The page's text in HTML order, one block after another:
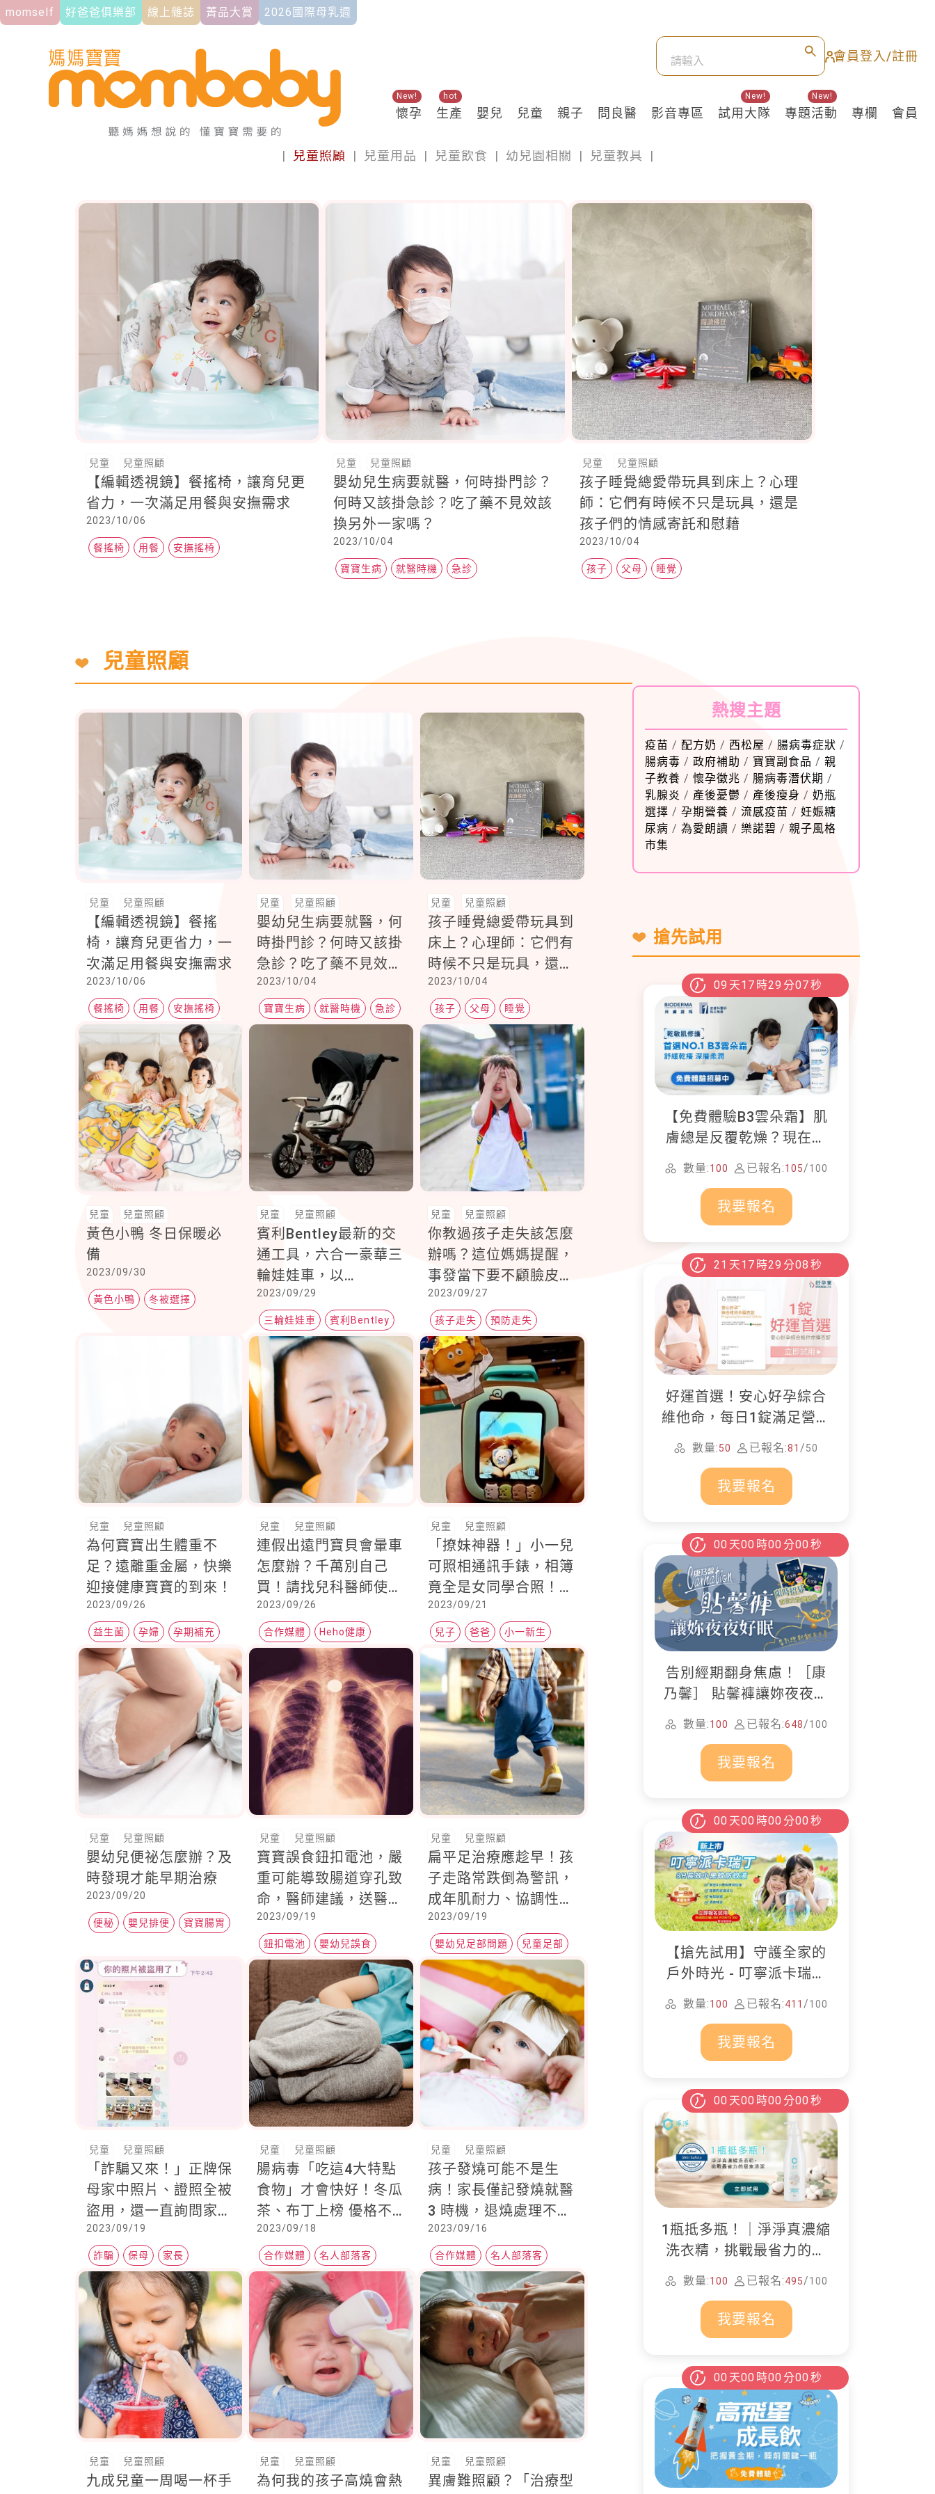
momself 好爸爸俱樂部 線上雜誌 菁品大賞 2026國際母乳週
會員登入/註冊
懷孕
New!
生產
hot
嬰兒 兒童 親子 問良醫 影音專區 試用大隊
New!
專題活動
New!
專欄 會員
兒童
| 兒童照顧 | 兒童用品 | 兒童飲食 | 幼兒園相關 | 兒童教具 |
兒童 兒童照顧
【編輯透視鏡】餐搖椅，讓育兒更
省力，一次滿足用餐與安撫需求
2023/10/06
餐搖椅 用餐 安撫搖椅
兒童 兒童照顧
嬰幼兒生病要就醫，何時掛門診？
何時又該掛急診？吃了藥不見效該
換另外一家嗎？
2023/10/04
寶寶生病 就醫時機 急診
兒童 兒童照顧
孩子睡覺總愛帶玩具到床上？心理
師：它們有時候不只是玩具，還是
孩子們的情感寄託和慰藉
2023/10/04
孩子 父母 睡覺
兒童照顧
兒童 兒童照顧
【編輯透視鏡】餐搖
椅，讓育兒更省力，一
次滿足用餐與安撫需求
2023/10/06
餐搖椅 用餐 安撫搖椅
兒童 兒童照顧
嬰幼兒生病要就醫，何
時掛門診？何時又該掛
急診？吃了藥不見效該
換另外一家嗎？
2023/10/04
寶寶生病 就醫時機 急診
兒童 兒童照顧
孩子睡覺總愛帶玩具到
床上？心理師：它們有
時候不只是玩具，還是
孩子們的情感寄託和慰
藉
2023/10/04
孩子 父母 睡覺
兒童 兒童照顧
黃色小鴨 冬日保暖必
備
2023/09/30
黃色小鴨 冬被選擇
兒童 兒童照顧
賓利Bentley最新的交
通工具，六合一豪華三
輪娃娃車，以
Continental GT
Mulliner車款爲靈感設
計，複製極致美學
2023/09/29
三輪娃娃車 賓利Bentley
手推車
兒童 兒童照顧
你教過孩子走失該怎麼
辦嗎？這位媽媽提醒，
事發當下要不顧臉皮做
這件事，絕對不要悶著
頭自己找
2023/09/27
孩子走失 預防走失
兒童 兒童照顧
為何寶寶出生體重不
足？遠離重金屬，快樂
迎接健康寶寶的到來！
2023/09/26
益生菌 孕婦 孕期補充
兒童 兒童照顧
連假出遠門寶貝會暈車
怎麼辦？千萬別自己
買！請找兒科醫師使用
「兒童專用暈車藥」
2023/09/26
合作媒體 Heho健康
名人部落客
兒童 兒童照顧
「撩妹神器！」小一兒
可照相通訊手錶，相簿
竟全是女同學合照！爸
爸又氣又笑又無奈
2023/09/21
兒子 爸爸 小一新生
兒童 兒童照顧
嬰幼兒便祕怎麼辦？及
時發現才能早期治療
2023/09/20
便秘 嬰兒排便 寶寶腸胃
兒童 兒童照顧
寶寶誤食鈕扣電池，嚴
重可能導致腸道穿孔致
命，醫師建議，送醫前
可以先吃這東西
2023/09/19
鈕扣電池 嬰幼兒誤食
兒童 兒童照顧
扁平足治療應趁早！孩
子走路常跌倒為警訊，
成年肌耐力、協調性將
差人一等！
2023/09/19
嬰幼兒足部問題 兒童足部
合作媒體
兒童 兒童照顧
「詐騙又來！」正牌保
母家中照片、證照全被
盜用，還一直詢問家長
個資......
2023/09/19
詐騙 保母 家長
兒童 兒童照顧
腸病毒「吃這4大特點
食物」才會快好！冬瓜
茶、布丁上榜 優格不
建議吃
2023/09/18
合作媒體 名人部落客
常春月刊
兒童 兒童照顧
孩子發燒可能不是生
病！家長僅記發燒就醫
3 時機，退燒處理不慌
亂
2023/09/16
合作媒體 名人部落客
Heho健康
兒童 兒童照顧
九成兒童一周喝一杯手
兒童 兒童照顧
為何我的孩子高燒會熱
兒童 兒童照顧
異膚難照顧？「治療型
熱搜主題
疫苗 / 配方奶 / 西松屋 / 腸病毒症狀 /
腸病毒 / 政府補助 / 寶寶副食品 / 親
子教養 / 懷孕徵兆 / 腸病毒潛伏期 /
乳腺炎 / 產後憂鬱 / 產後瘦身 / 奶瓶
選擇 / 孕期營養 / 流感疫苗 / 妊娠糖
尿病 / 為愛朗讀 / 樂諾碧 / 親子風格
市集
搶先試用
09 天17 時29 分05秒
【免費體驗B3雲朵霜】肌
膚總是反覆乾燥？現在就
加入貝膚黛瑪修護體驗計
畫！
數量:100 已報名:105/100
我要報名
21 天17 時29 分06 秒
好運首選！安心好孕綜合
維他命，每日1錠滿足營養
所需
數量:50 已報名:81 /50
我要報名
00 天00 時00 分00 秒
告別經期翻身焦慮！［康
乃馨］ 貼馨褲讓妳夜夜好
數量:100 已報名:648/100
我要報名
00 天00 時00 分00 秒
【搶先試用】守護全家的
戶外時光 - 叮寧派卡瑞丁
防蚊液
數量:100 已報名:411 /100
我要報名
00 天00 時00 分00 秒
1瓶抵多瓶！｜淨淨真濃縮
洗衣精，挑戰最省力的居
家清潔
數量:100 已報名:495/100
我要報名
00 天00 時00 分00 秒